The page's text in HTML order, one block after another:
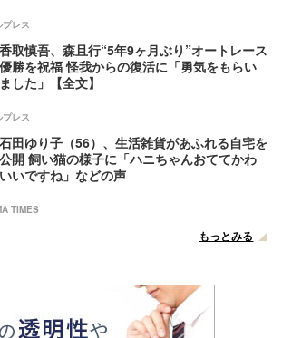
レス
香取慎吾、森且行“5年9ヶ月ぶり”オートレース
優勝を祝福 怪我からの復活に「勇気をもらい
ました」【全文】
レス
石田ゆり子（56）、生活雑貨があふれる自宅を
公開 飼い猫の様子に「ハニちゃんおててかわ
いいですね」などの声
TIMES
もっとみる